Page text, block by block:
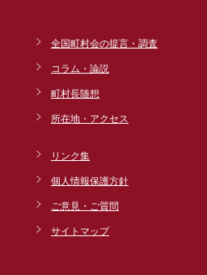
全国町村会の提言・調査
コラム・論説
町村長随想
所在地・アクセス
リンク集
個人情報保護方針
ご意見・ご質問
サイトマップ